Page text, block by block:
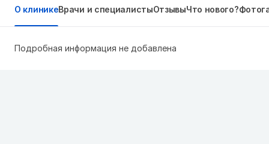
О клиникеВрачи и специалистыОтзывыЧто нового?
Подробная информация не добавлена